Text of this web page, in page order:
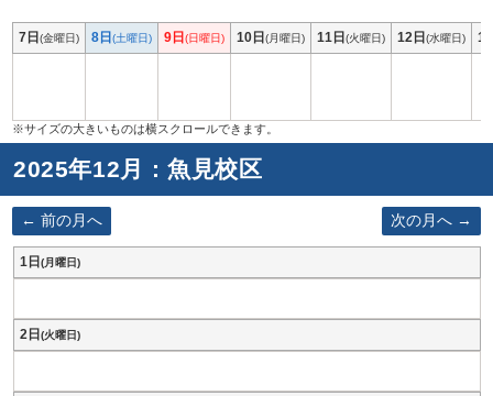
7日(金曜日) 8日(土曜日) 9日(日曜日) 10日(月曜日) 11日(火曜日) 12日(水曜日)
2025年12月 : 魚見校区
前の月へ 次の月へ
1日 (月曜日)
2日 (火曜日)